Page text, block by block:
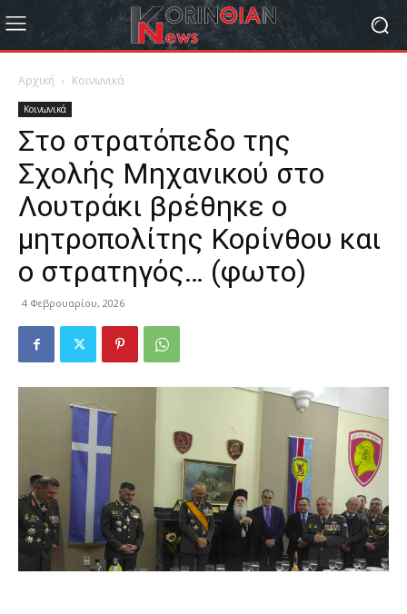
Αρχική Κοινωνικά
Κοινωνικά
Στο στρατόπεδο της
Σχολής Μηχανικού στο
Λουτράκι βρέθηκε ο
μητροπολίτης Κορίνθου και
ο στρατηγός… (φωτο)
4 Φεβρουαρίου, 2026